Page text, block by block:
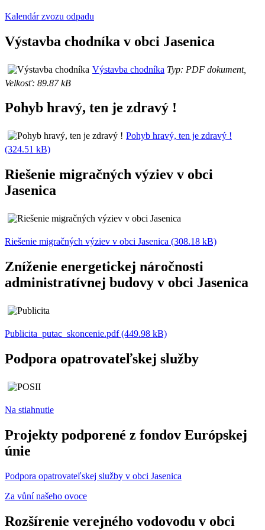
Kalendár zvozu odpadu
Výstavba chodníka v obci Jasenica
Výstavba chodníka Typ: PDF dokument,
Velkosť: 89.87 kB
Pohyb hravý, ten je zdravý !
Pohyb hravý, ten je zdravý !
(324.51 kB)
Riešenie migračných výziev v obci
Jasenica
Riešenie migračných výziev v obci Jasenica (308.18 kB)
Zníženie energetickej náročnosti
administratívnej budovy v obci Jasenica
Publicita_putac_skoncenie.pdf (449.98 kB)
Podpora opatrovateľskej služby
Na stiahnutie
Projekty podporené z fondov Európskej
únie
Podpora opatrovateľskej služby v obci Jasenica
Za vůní našeho ovoce
Rozšírenie verejného vodovodu v obci